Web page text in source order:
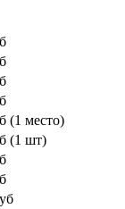
(1 место)
(1 шт)